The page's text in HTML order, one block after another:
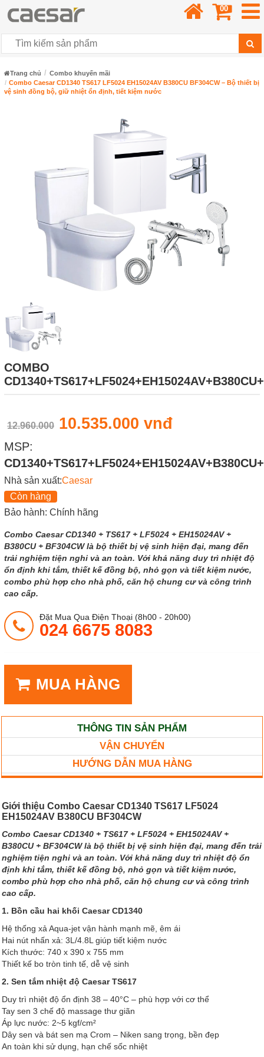
00
Trang chủ
Combo khuyến mãi
Combo Caesar CD1340 TS617 LF5024 EH15024AV B380CU BF304CW – Bộ thiết bị
vệ sinh đồng bộ, giữ nhiệt ổn định, tiết kiệm nước
COMBO
12.960.000 10.535.000 vnđ
MSP:
Nhà sản xuất:Caesar
Còn hàng
Bảo hành: Chính hãng
Combo Caesar CD1340 + TS617 + LF5024 + EH15024AV +
B380CU + BF304CW là bộ thiết bị vệ sinh hiện đại, mang đến
trải nghiệm tiện nghi và an toàn. Với khả năng duy trì nhiệt độ
ổn định khi tắm, thiết kế đồng bộ, nhỏ gọn và tiết kiệm nước,
combo phù hợp cho nhà phố, căn hộ chung cư và công trình
cao cấp.
Đặt Mua Qua Điện Thoại (8h00 - 20h00)
024 6675 8083
MUA HÀNG
THÔNG TIN SẢN PHẨM
VẬN CHUYỂN
HƯỚNG DẪN MUA HÀNG
Giới thiệu Combo Caesar CD1340 TS617 LF5024
EH15024AV B380CU BF304CW
Combo Caesar CD1340 + TS617 + LF5024 + EH15024AV +
B380CU + BF304CW là bộ thiết bị vệ sinh hiện đại, mang đến trải
nghiệm tiện nghi và an toàn. Với khả năng duy trì nhiệt độ ổn
định khi tắm, thiết kế đồng bộ, nhỏ gọn và tiết kiệm nước,
combo phù hợp cho nhà phố, căn hộ chung cư và công trình
cao cấp.
1. Bồn cầu hai khối Caesar CD1340
Hệ thống xả Aqua-jet vận hành mạnh mẽ, êm ái
Hai nút nhấn xả: 3L/4.8L giúp tiết kiệm nước
Kích thước: 740 x 390 x 755 mm
Thiết kế bo tròn tinh tế, dễ vệ sinh
2. Sen tắm nhiệt độ Caesar TS617
Duy trì nhiệt độ ổn định 38 – 40°C – phù hợp với cơ thể
Tay sen 3 chế độ massage thư giãn
Áp lực nước: 2~5 kgf/cm²
Dây sen và bát sen mạ Crom – Niken sang trọng, bền đẹp
An toàn khi sử dụng, hạn chế sốc nhiệt